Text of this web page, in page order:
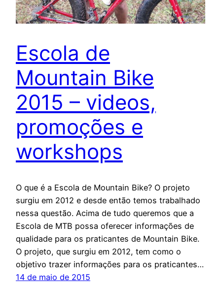
Escola de
Mountain Bike
2015 – videos,
promoções e
workshops
O que é a Escola de Mountain Bike? O projeto
surgiu em 2012 e desde então temos trabalhado
nessa questão. Acima de tudo queremos que a
Escola de MTB possa oferecer informações de
qualidade para os praticantes de Mountain Bike.
O projeto, que surgiu em 2012, tem como o
objetivo trazer informações para os praticantes…
14 de maio de 2015